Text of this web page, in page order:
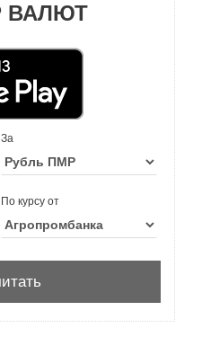
ВАЛЮТ
За
По курсу от